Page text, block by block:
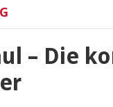
– Die